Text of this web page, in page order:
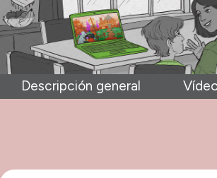
Descripción general